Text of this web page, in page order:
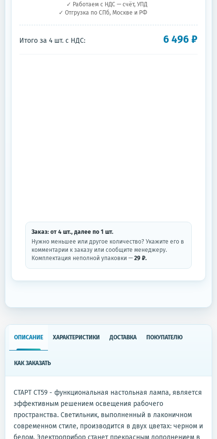
✓ Работаем с НДС — счёт, УПД
✓ Отгрузка по СПб, Москве и РФ
Итого за 4 шт. с НДС: 6 496₽
Заказ: от 4 шт., далее по 1 шт.
Нужно меньшее или другое количество? Укажите его в
комментарии к заказу или сообщите менеджеру.
Комплектация неполной упаковки — 29 ₽.
ОПИСАНИЕ ХАРАКТЕРИСТИКИ ДОСТАВКА ПОКУПАТЕЛЮ
КАК ЗАКАЗАТЬ
СТАРТ СТ59 - функциональная настольная лампа, является
эффективным решением освещения рабочего
пространства. Светильник, выполненный в лаконичном
современном стиле, производится в двух цветах: черном и
белом. Электроприбор станет прекрасным дополнением в